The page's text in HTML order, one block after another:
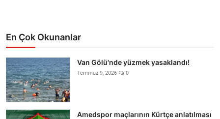
En Çok Okunanlar
Van Gölü'nde yüzmek yasaklandı!
Temmuz 9, 2026 0
Amedspor maçlarının Kürtçe anlatılması